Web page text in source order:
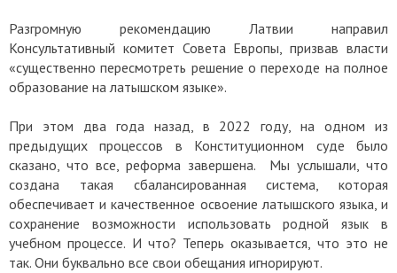
Разгромную рекомендацию Латвии направил
Консультативный комитет Совета Европы, призвав власти
«существенно пересмотреть решение о переходе на полное
образование на латышском языке».
При этом два года назад, в 2022 году, на одном из
предыдущих процессов в Конституционном суде было
сказано, что все, реформа завершена. Мы услышали, что
создана такая сбалансированная система, которая
обеспечивает и качественное освоение латышского языка, и
сохранение возможности использовать родной язык в
учебном процессе. И что? Теперь оказывается, что это не
так. Они буквально все свои обещания игнорируют.